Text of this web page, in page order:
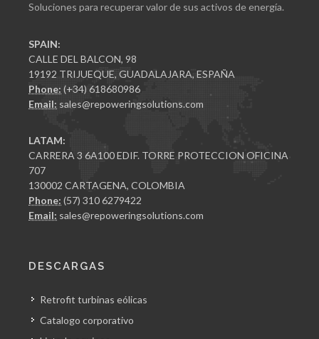
Soluciones para recuperar valor de sus activos de energía.
SPAIN:
CALLE DEL BALCON, 98
19192 TRIJUEQUE, GUADALAJARA, ESPAÑA
Phone: (+34) 618680986
Email: sales@repoweringsolutions.com
LATAM:
CARRERA 3 6A100 EDIF. TORRE PROTECCION OFICINA
707
130002 CARTAGENA, COLOMBIA
Phone: (57) 310 6279422
Email: sales@repoweringsolutions.com
DESCARGAS
Retrofit turbinas eólicas
Catalogo corporativo